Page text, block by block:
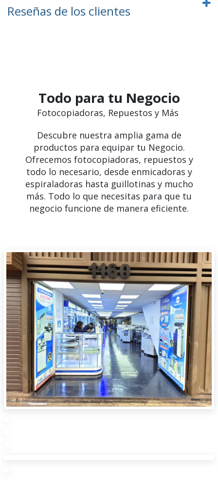
Reseñas de los clientes
Todo para tu Negocio
Fotocopiadoras, Repuestos y Más
Descubre nuestra amplia gama de
productos para equipar tu Negocio.
Ofrecemos fotocopiadoras, repuestos y
todo lo necesario, desde enmicadoras y
espiraladoras hasta guillotinas y mucho
más. Todo lo que necesitas para que tu
negocio funcione de manera eficiente.